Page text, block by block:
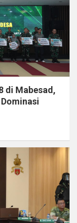
di Mabesad,